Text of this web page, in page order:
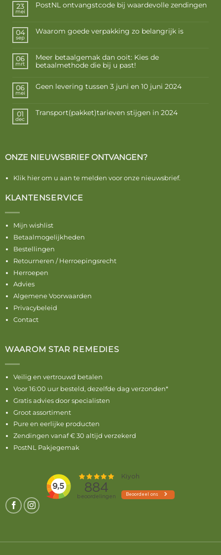
23
mei
PostNL ontvangstcode bij waardevolle zendingen
04
sep
Waarom goede verpakking zo belangrijk is
06
mrt
Meer betaalgemak dan ooit: Kies de
betaalmethode die bij u past!
06
mei
Geen levering tussen 3 juni en 10 juni 2024
01
dec
Transport(pakket)tarieven stijgen in 2024
ONZE NIEUWSBRIEF ONTVANGEN?
Klik hier om u aan te melden voor onze nieuwsbrief.
KLANTENSERVICE
Mijn wishlist
Betaalmogelijkheden
Bestellingen
Retourneren / Herroepingsrecht
Herroepen
Advies
Algemene Voorwaarden
Privacybeleid
Contact
WAAROM STAR REMEDIES
Veilig en vertrouwd betalen
Voor 16:00 uur besteld, dezelfde dag verzonden*
Gratis advies door specialisten
Groot assortiment
Pure en eerlijke producten
Zendingen vanaf € 30 altijd verzekerd
PostNL Pakjegemak